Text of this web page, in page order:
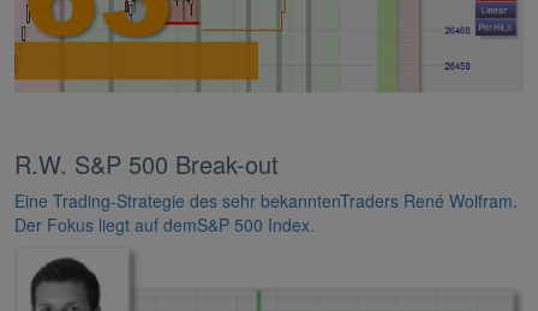
R.W. S&P 500 Break-out
Eine Trading-Strategie des sehr bekanntenTraders René Wolfram.
Der Fokus liegt auf demS&P 500 Index.